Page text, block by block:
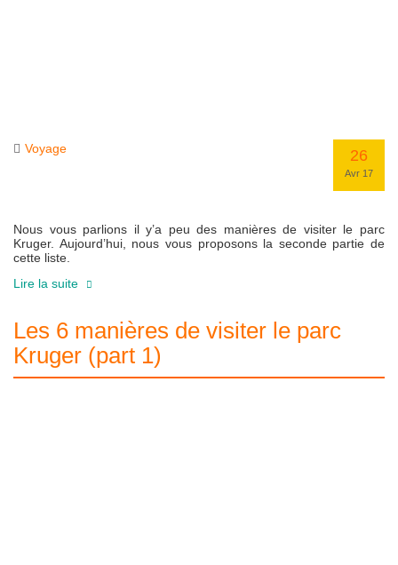
Voyage 26
Avr 17
Nous vous parlions il y’a peu des manières de visiter le parc
Kruger. Aujourd’hui, nous vous proposons la seconde partie de
cette liste.
Lire la suite
Les 6 manières de visiter le parc
Kruger (part 1)